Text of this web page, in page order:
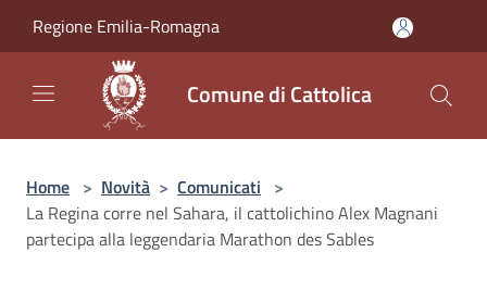
Regione Emilia-Romagna
Comune di Cattolica
Home > Novità > Comunicati >
La Regina corre nel Sahara, il cattolichino Alex Magnani
partecipa alla leggendaria Marathon des Sables